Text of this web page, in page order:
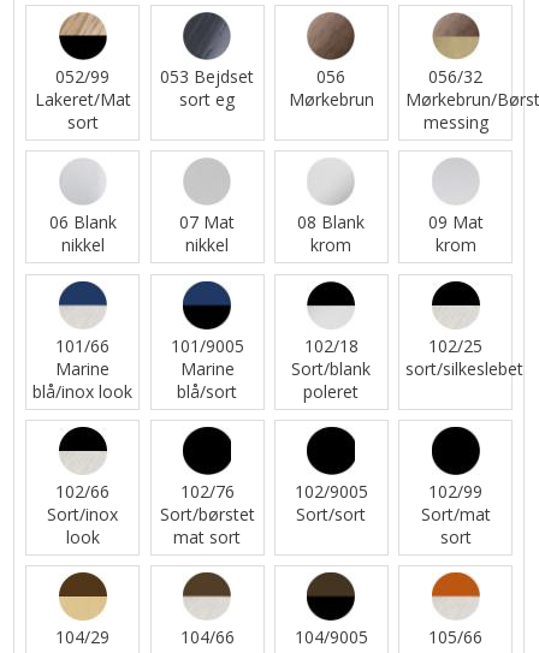
052/99
Lakeret/Mat
sort
053 Bejdset
sort eg
056
Mørkebrun
056/32
Mørkebrun/
messing
06 Blank
nikkel
07 Mat
nikkel
08 Blank
krom
09 Mat
krom
101/66
Marine
blå/inox look
101/9005
Marine
blå/sort
102/18
Sort/blank
poleret
102/25
sort/silkeslebet
102/66
Sort/inox
look
102/76
Sort/børstet
mat sort
102/9005
Sort/sort
102/99
Sort/mat
sort
104/29
104/66
104/9005
105/66